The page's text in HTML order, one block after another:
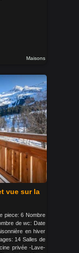
Maisons
vue sur la
piece: 6 Nombre
de wc: Date
en hiver
14 Salles de
privée -Lave-